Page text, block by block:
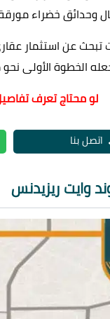
وحدائق خضراء
تبحث عن استثمار
اجعله الخطوة الأولى
لو محتاج تعرف
اتصل بنا
وايت ريزيدنس